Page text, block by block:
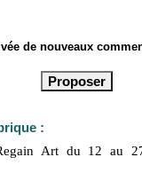
de nouveaux
:
Art du 12 au